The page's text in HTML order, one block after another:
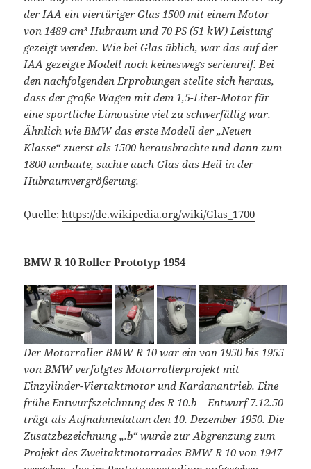
der IAA ein viertüriger Glas 1500 mit einem Motor
von 1489 cm³ Hubraum und 70 PS (51 kW) Leistung
gezeigt werden. Wie bei Glas üblich, war das auf der
IAA gezeigte Modell noch keineswegs serienreif. Bei
den nachfolgenden Erprobungen stellte sich heraus,
dass der große Wagen mit dem 1,5-Liter-Motor für
eine sportliche Limousine viel zu schwerfällig war.
Ähnlich wie BMW das erste Modell der „Neuen
Klasse“ zuerst als 1500 herausbrachte und dann zum
1800 umbaute, suchte auch Glas das Heil in der
Hubraumvergrößerung.
Quelle:https://de.wikipedia.org/wiki/Glas_1700
BMW R 10 Roller Prototyp 1954
Der Motorroller BMW R 10 war ein von 1950 bis 1955
von BMW verfolgtes Motorrollerprojekt mit
Einzylinder-Viertaktmotor und Kardanantrieb. Eine
frühe Entwurfszeichnung des R 10.b – Entwurf 7.12.50
trägt als Aufnahmedatum den 10. Dezember 1950. Die
Zusatzbezeichnung „.b“ wurde zur Abgrenzung zum
Projekt des Zweitaktmotorrades BMW R 10 von 1947